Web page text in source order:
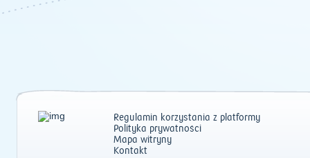
Regulamin korzystania z platformy
Polityka prywatności
Mapa witryny
Kontakt